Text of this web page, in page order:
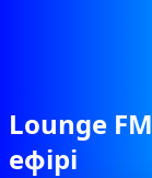
Lounge
ефірі